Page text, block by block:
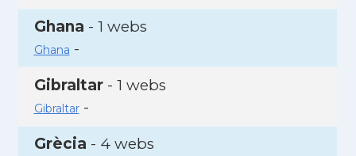
Ghana - 1 webs
Ghana -
Gibraltar- 1 webs
Gibraltar-
Grècia - 4 webs